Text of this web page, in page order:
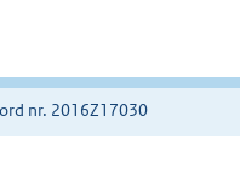
nr. 2016Z17030